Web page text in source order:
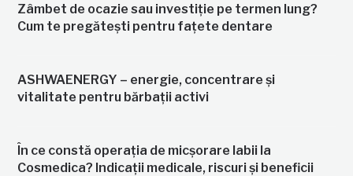
Zâmbet de ocazie sau investiție pe termen lung?
Cum te pregătești pentru fațete dentare
ASHWAENERGY – energie, concentrare și
vitalitate pentru bărbații activi
În ce constă operația de micșorare labii la
Cosmedica? Indicații medicale, riscuri și beneficii